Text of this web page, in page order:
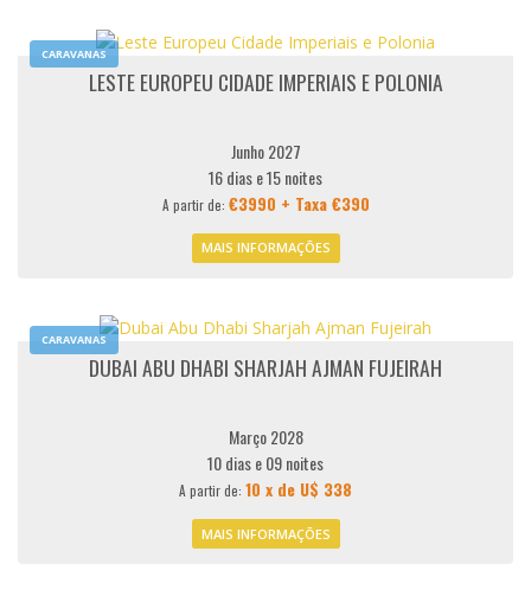
CARAVANAS
LESTE EUROPEU CIDADE IMPERIAIS E POLONIA
Junho 2027
16 dias e 15 noites
A partir de: €3990 + Taxa €390
MAIS INFORMAÇÕES
CARAVANAS
DUBAI ABU DHABI SHARJAH AJMAN FUJEIRAH
Março 2028
10 dias e 09 noites
A partir de: 10 x de U$ 338
MAIS INFORMAÇÕES